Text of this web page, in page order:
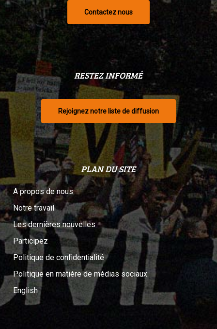
Contactez nous
RESTEZ INFORMÉ
Rejoignez notre liste de diffusion
PLAN DU SITE
A propos de nous
Notre travail
Les dernières nouvelles
Participez
Politique de confidentialité
Politique en matière de médias sociaux
English